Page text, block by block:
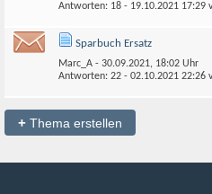
Antworten: 18 - 19.10.2021 17:29
Sparbuch Ersatz
Marc_A - 30.09.2021, 18:02 Uhr
Antworten: 22 - 02.10.2021 22:26
+ Thema erstellen